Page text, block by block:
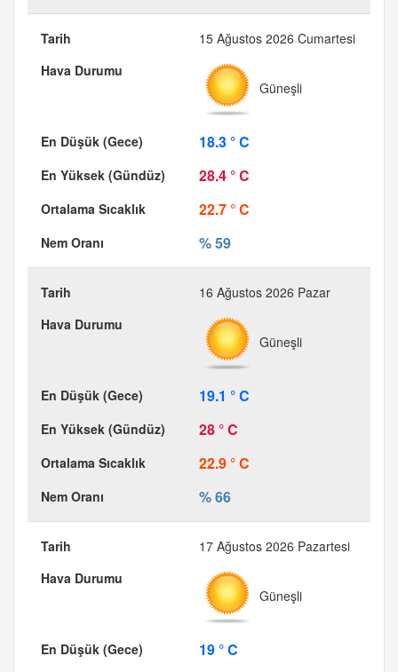
15 Ağustos 2026 Cumartesi
Güneşli
18.3 ° C
28.4 ° C
22.7 ° C
% 59
16 Ağustos 2026 Pazar
Güneşli
19.1 ° C
28 ° C
22.9 ° C
% 66
17 Ağustos 2026 Pazartesi
Güneşli
19 ° C